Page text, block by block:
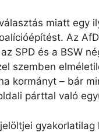
miatt egy
Az
SPD és a BSW
szemben
kormányt – bár
párttal való
gyakorlatilag